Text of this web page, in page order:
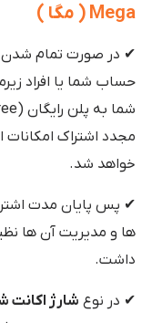
Mega ( مگا )
✔ در صورت تمام شدن
حساب شما یا افراد
مجدد اشتراک امکانات
خواهد شد.
✔ پس پایان مدت
ها و مدیریت آن ها
داشت.
✔ در نوع شارژ